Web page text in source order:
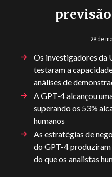
29 de
Os investigadores da
testaram a
análises de
A GPT-4 alcançou
superando os 53%
humanos
As estratégias de
do GPT-4
do que os analistas